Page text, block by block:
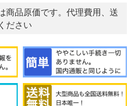
商品原価です。代理費用、送
ださい